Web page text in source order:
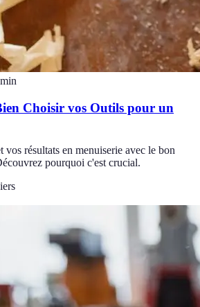
min
Choisir vos Outils pour un
vos résultats en menuiserie avec le bon
pourquoi c'est crucial.